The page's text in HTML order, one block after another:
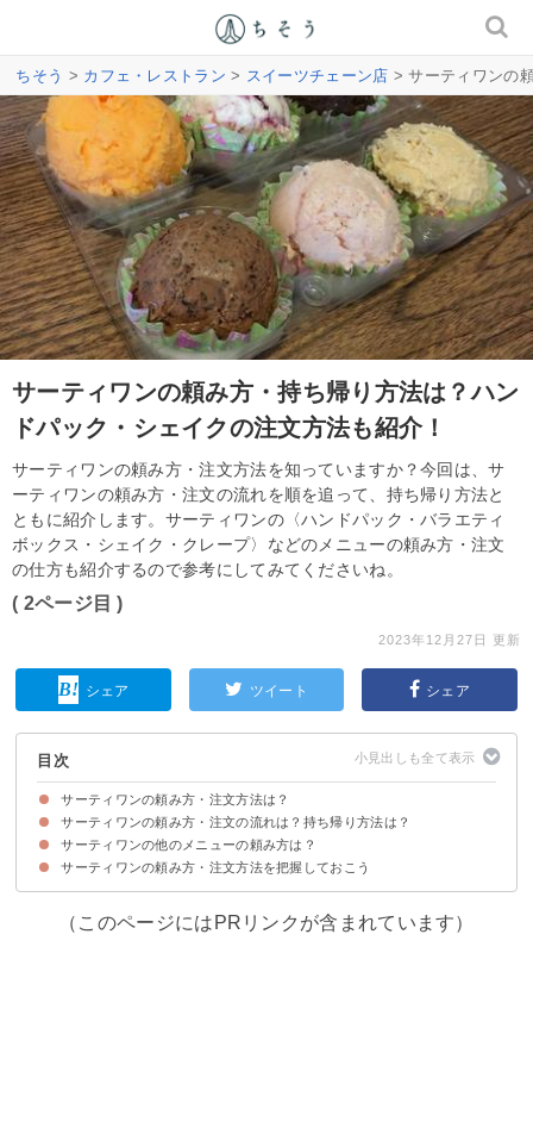
ちそう > カフェ・レストラン > スイーツチェーン店 > サーティワンの
サーティワンの頼み方・持ち帰り方法は？ハン
ドパック・シェイクの注文方法も紹介！
サーティワンの頼み方・注文方法を知っていますか？今回は、サ
ーティワンの頼み方・注文の流れを順を追って、持ち帰り方法と
ともに紹介します。サーティワンの〈ハンドパック・バラエティ
ボックス・シェイク・クレープ〉などのメニューの頼み方・注文
の仕方も紹介するので参考にしてみてくださいね。
( 2ページ目 )
2023年12月27日 更新
シェア ツイート シェア
目次
サーティワンの頼み方・注文方法は？
サーティワンの頼み方・注文の流れは？持ち帰り方法は？
①店内飲食か持ち帰りを選ぶ
②コーンかカップを選ぶ
③サイズと個数を選ぶ
④フレーバーを選ぶ
サーティワンの他のメニューの頼み方は？
①ハンドパック
②バラエティボックス
③サンデー
④シェイク
⑤クレープ
サーティワンの頼み方・注文方法を把握しておこう
（このページにはPRリンクが含まれています）